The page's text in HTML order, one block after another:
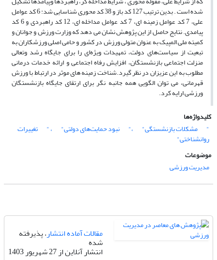
شده است . بدین ترتیب 127 کد باز و 38 کد محوری شناسایی شد: 6 کد عوامل
علی، 7 کد عوامل زمینه ای، 7 کد عوامل مداخله ای، 12 کد راهبردی و 6 کد
پیامدی. نتایج حاصل از این پژوهش نشان می دهد که وزارت ورزش و جوانان و
کمیته ملی المپیک به عنوان متولی ورزش در کشور و حامی اصلی ورزشکاران به
تبعیت از سیاست‌های دولت، تمهیدات ویژه‌ای را براى جایگاه رشد وتعالى
منزلت اجتماعى بازنشستگان، افزایش رفاه اجتماعى و ارائه خدمات درمانی
مطلوب به این عزیزان در نظر گیرد.شناخت زمینه های موثر در ارتباط با ورزش
قهرمانی، می توان الگویی همه جانبه نگر برای ارتقای جایگاه بازنشستگان
ورزشی ارایه کرد.
کلیدواژه‌ها
"
مشکلات بازنشستگی" ،" نبود حمایت‌های دولتی" ، " تغییرات
روانشناختی"
موضوعات
مدیریت ورزشی
مقالات آماده انتشار، پذیرفته
شده
انتشار آنلاین از 27 شهریور 1403